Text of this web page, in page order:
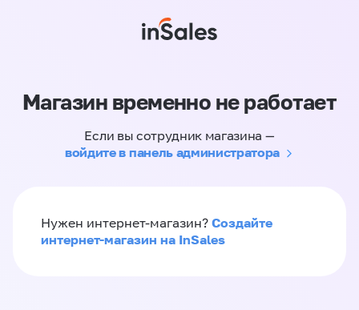
Магазин временно не работает
Если вы сотрудник магазина —
войдите в панель администратора
Нужен интернет-магазин? Создайте
интернет-магазин на InSales